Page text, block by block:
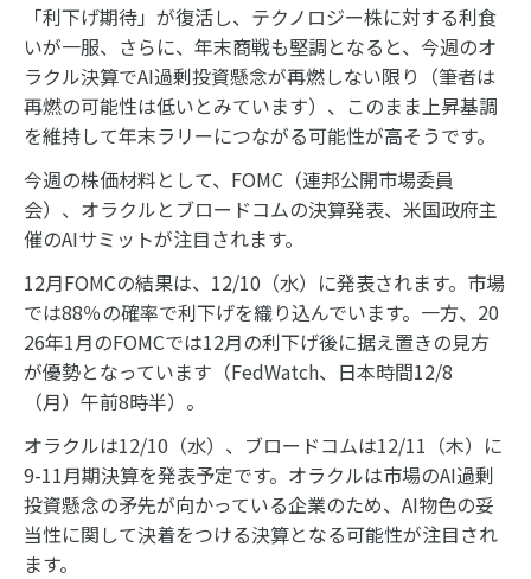
「利下げ期待」が復活し、テクノロジー株に対する利食
いが一服、さらに、年末商戦も堅調となると、今週のオ
ラクル決算でAI過剰投資懸念が再燃しない限り（筆者は
再燃の可能性は低いとみています）、このまま上昇基調
を維持して年末ラリーにつながる可能性が高そうです。
今週の株価材料として、FOMC（連邦公開市場委員
会）、オラクルとブロードコムの決算発表、米国政府主
催のAIサミットが注目されます。
12月FOMCの結果は、12/10（水）に発表されます。市場
では88％の確率で利下げを織り込んでいます。一方、20
26年1月のFOMCでは12月の利下げ後に据え置きの見方
が優勢となっています（FedWatch、日本時間12/8
（月）午前8時半）。
オラクルは12/10（水）、ブロードコムは12/11（木）に
9-11月期決算を発表予定です。オラクルは市場のAI過剰
投資懸念の矛先が向かっている企業のため、AI物色の妥
当性に関して決着をつける決算となる可能性が注目され
ます。